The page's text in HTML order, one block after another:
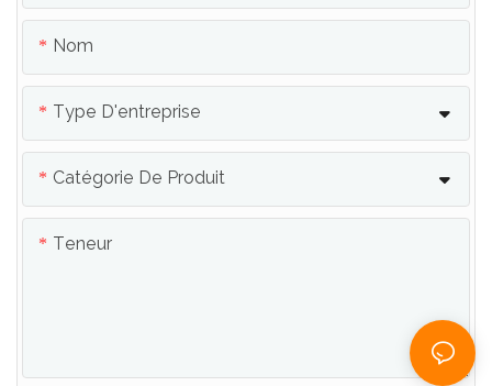
Nom
Type D'entreprise
Catégorie De Produit
Teneur